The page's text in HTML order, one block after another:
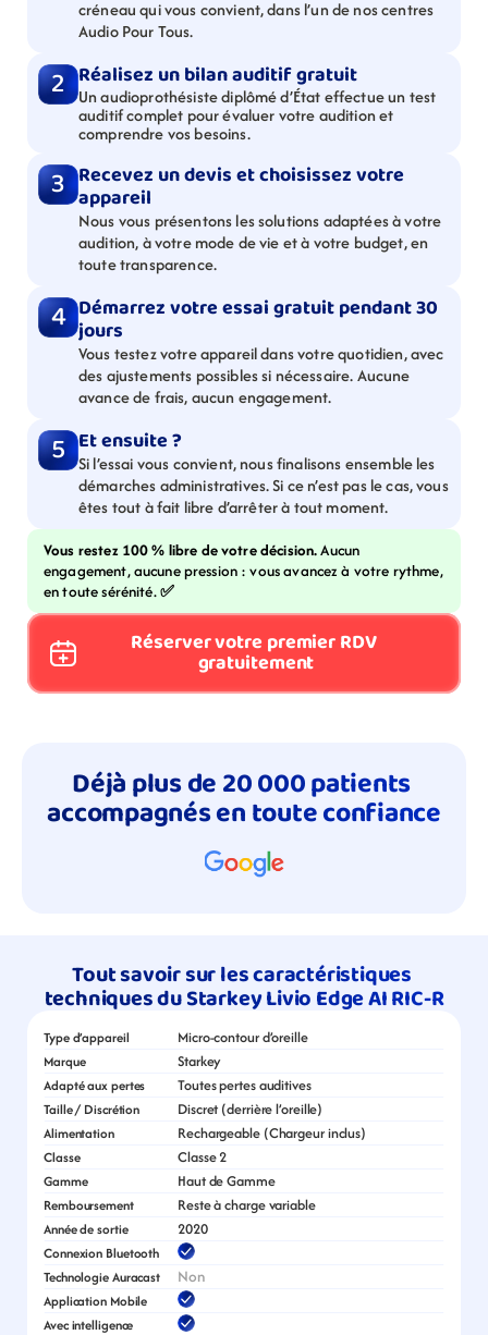
créneau qui vous convient, dans l’un de nos centres
Audio Pour Tous.
2 Réalisez un bilan auditif gratuit
Un audioprothésiste diplômé d’État effectue un test
auditif complet pour évaluer votre audition et
comprendre vos besoins.
3 Recevez un devis et choisissez votre
appareil
Nous vous présentons les solutions adaptées à votre
audition, à votre mode de vie et à votre budget, en
toute transparence.
4 Démarrez votre essai gratuit pendant 30
jours
Vous testez votre appareil dans votre quotidien, avec
des ajustements possibles si nécessaire. Aucune
avance de frais, aucun engagement.
5 Et ensuite ?
Si l’essai vous convient, nous finalisons ensemble les
démarches administratives. Si ce n’est pas le cas, vous
êtes tout à fait libre d’arrêter à tout moment.
Vous restez 100 % libre de votre décision. Aucun
engagement, aucune pression : vous avancez à votre rythme,
en toute sérénité. ✅
Réserver votre premier RDV
gratuitement
Déjà plus de 20 000 patients
accompagnés en toute confiance
Tout savoir sur les caractéristiques
techniques du Starkey Livio Edge AI RIC-R
Type d’appareil Micro-contour d’oreille
Marque Starkey
Adapté aux pertes Toutes pertes auditives
Taille / Discrétion Discret (derrière l’oreille)
Alimentation Rechargeable (Chargeur inclus)
Classe Classe 2
Gamme Haut de Gamme
Remboursement Reste à charge variable
Année de sortie 2020
Connexion Bluetooth
Technologie Auracast
Non
Application Mobile
Avec intelligence